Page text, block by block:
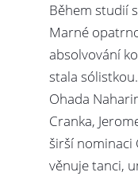
Během studií
Marné
absolvování
stala
Ohada
Cranka,
širší nominaci
věnuje tanci,